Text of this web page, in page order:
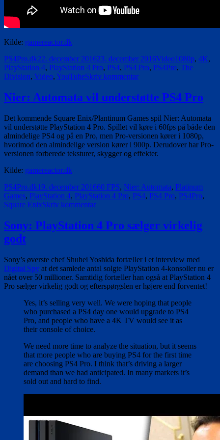
Kilde: gamereactor.dk
Forfatter
PS4Pro.dkUdgivet
22. december 201623. december 2016Format
VideoTags
1080p, 4K,
PlayStation 4, PlayStation 4 Pro, PS4, PS4 Pro, PS4Pro, The
Division, Video, YouTubeSkriv kommentartil
Division
på
Pro
vs.
PS4
Nier: Automata vil understøtte PS4 Pro
Det kommende Square Enix/Plantinum Games spil Nier: Automata
vil understøtte PlayStation 4 Pro. Spillet vil køre i 60fps på både den
almindelige PS4 og på en Pro, men Pro-versionen kører i 1080p,
hvorimod den almindelige version kører i 900p. Derudover har Pro-
versionen forberede teksturer, skygger og effekter.
Kilde: gamereactor.dk
Forfatter
PS4Pro.dkUdgivet
19. december 2016Tags
60 FPS, Nier: Automata, Platinum
Games, PlayStation 4, PlayStation 4 Pro, PS4, PS4 Pro, PS4Pro,
Square EnixSkriv kommentartil
Automata
vil
Pro
Sony: PlayStation 4 Pro sælger virkelig
godt
Sony’s øverste chef Shuhei Yoshida fortæller i et interview med
Digital Spy at det samlede antal solgte PlayStation 4-konsoller nu er
nået over 50 millioner. Samtidig fortæller han også at PlayStation 4
Pro sælger virkelig godt og efterspørgslen er højere end forventet!
Yes, it’s selling very well. We were hoping that people
who purchased a PS4 day one would upgrade to PS4
Pro, and people who have a 4K TV would see it as
their console of choice.
We need more time to analyze the situation, but it seems
that more people who are buying PS4 for the first time
are choosing PS4 Pro. I think that’s driving a larger
demand than we had anticipated. In many markets it’s
sold out and hard to find.